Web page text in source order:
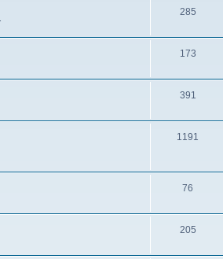
285
173
391
1191
76
205